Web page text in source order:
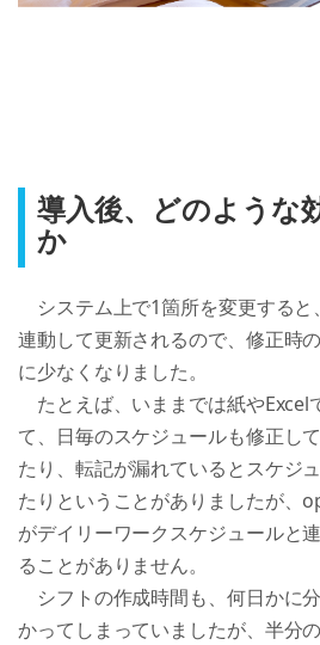
導入後、どのような
か
システム上で1箇所を変更すると
連動して更新されるので、修正時
に少なくなりました。
たとえば、いままでは紙やExcel
て、日毎のスケジュールも修正し
たり、転記が漏れているとスケジ
たりということがありましたが、
がデイリーワークスケジュールと
ることがありません。
シフトの作成時間も、何日かに
かってしまっていましたが、半分